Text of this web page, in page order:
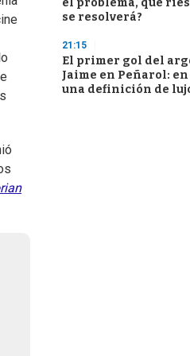
el problema, qué
se resolverá?
21:15
El primer gol del
Jaime en Peñarol:
una definición de